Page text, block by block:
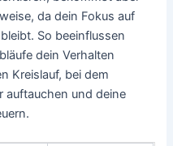
da dein Fokus auf
So beeinflussen
dein Verhalten
Kreislauf, bei dem
auftauchen und deine